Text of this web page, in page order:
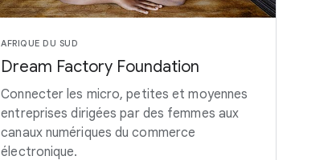
AFRIQUE DU SUD
Dream Factory Foundation
Connecter les micro, petites et moyennes
entreprises dirigées par des femmes aux
canaux numériques du commerce
électronique.